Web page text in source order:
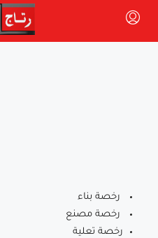
رخصة بناء
رخصة مصنع
رخصة تعلية